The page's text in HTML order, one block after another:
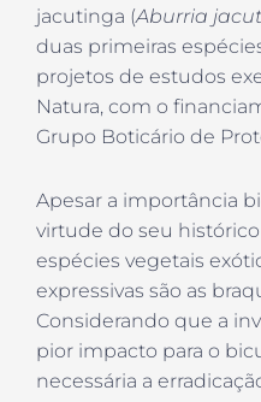
jacutinga (Aburria
duas primeiras
projetos de estudos
Natura, com o
Grupo Boticário de
Apesar a importância
virtude do seu
espécies vegetais
expressivas são as
Considerando que a
pior impacto para o
necessária a